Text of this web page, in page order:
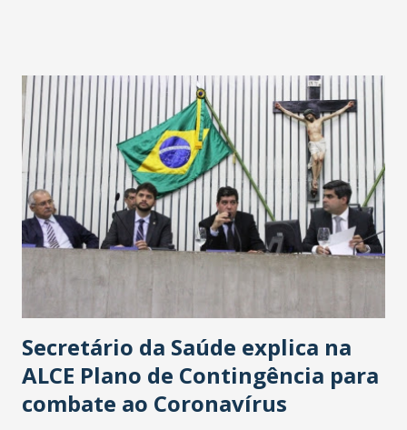
Secretário da Saúde explica na
ALCE Plano de Contingência para
combate ao Coronavírus